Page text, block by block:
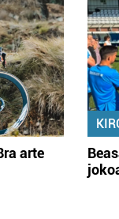
arte